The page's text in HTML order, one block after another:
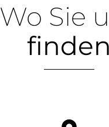
Wo Sie
finden